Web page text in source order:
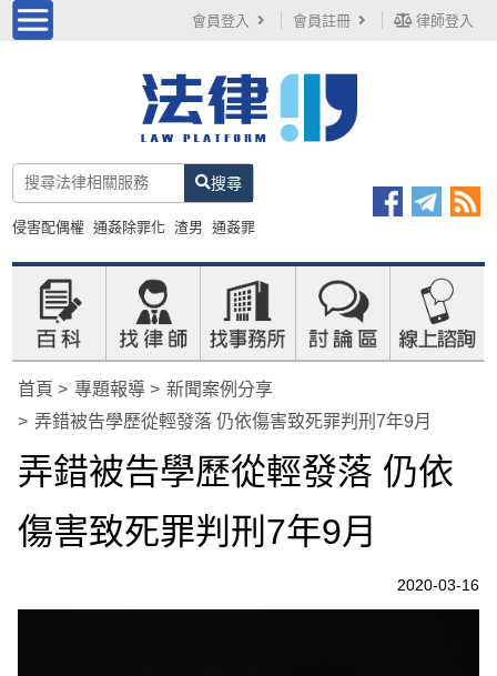
會員登入 會員註冊 律師登入
搜尋
侵害配偶權 通姦除罪化 渣男 通姦罪
首頁 專題報導
新聞案例分享
弄錯被告學歷從輕發落 仍依傷害致死罪判刑7年9月
弄錯被告學歷從輕發落 仍依
傷害致死罪判刑7年9月
2020-03-16